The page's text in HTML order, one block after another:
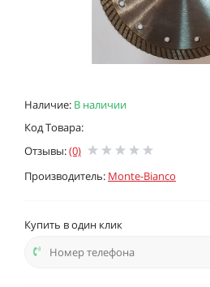
Наличие: В наличии
Код Товара:
Отзывы:(0)
Производитель: Monte-Bianco
Купить в один клик